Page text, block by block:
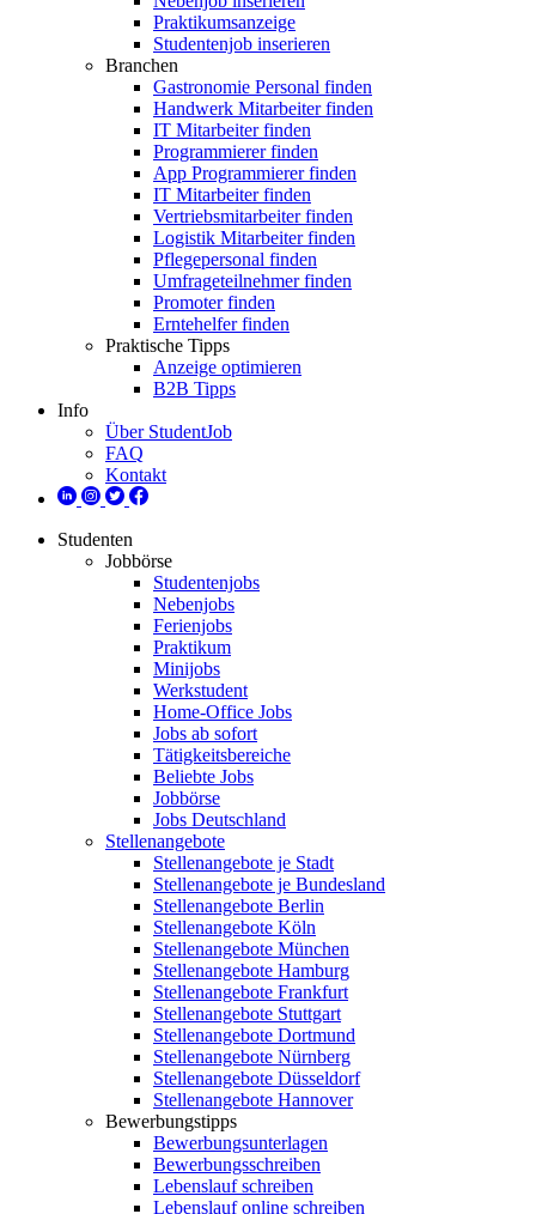
Praktikumsanzeige
Studentenjob inserieren
Branchen
Gastronomie Personal finden
Handwerk Mitarbeiter finden
IT Mitarbeiter finden
Programmierer finden
App Programmierer finden
IT Mitarbeiter finden
Vertriebsmitarbeiter finden
Logistik Mitarbeiter finden
Pflegepersonal finden
Umfrageteilnehmer finden
Promoter finden
Erntehelfer finden
Praktische Tipps
Anzeige optimieren
B2B Tipps
Info
Über StudentJob
FAQ
Kontakt
Studenten
Jobbörse
Studentenjobs
Nebenjobs
Ferienjobs
Praktikum
Minijobs
Werkstudent
Home-Office Jobs
Jobs ab sofort
Tätigkeitsbereiche
Beliebte Jobs
Jobbörse
Jobs Deutschland
Stellenangebote
Stellenangebote je Stadt
Stellenangebote je Bundesland
Stellenangebote Berlin
Stellenangebote Köln
Stellenangebote München
Stellenangebote Hamburg
Stellenangebote Frankfurt
Stellenangebote Stuttgart
Stellenangebote Dortmund
Stellenangebote Nürnberg
Stellenangebote Düsseldorf
Stellenangebote Hannover
Bewerbungstipps
Bewerbungsunterlagen
Bewerbungsschreiben
Lebenslauf schreiben
Lebenslauf online schreiben